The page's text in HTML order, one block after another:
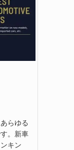
らゆる
。新車
キン